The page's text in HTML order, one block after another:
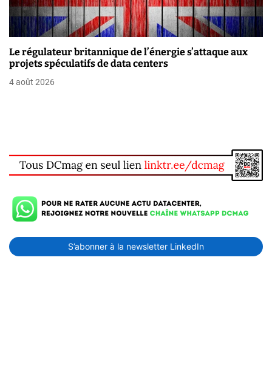
Le régulateur britannique de l’énergie s’attaque aux
projets spéculatifs de data centers
4 août 2026
S’abonner à la newsletter LinkedIn